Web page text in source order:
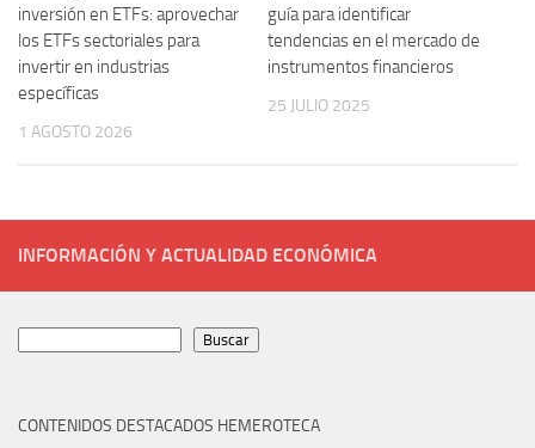
inversión en ETFs: aprovechar
los ETFs sectoriales para
invertir en industrias
específicas
1 AGOSTO 2026
guía para identificar
tendencias en el mercado de
instrumentos financieros
25 JULIO 2025
INFORMACIÓN Y ACTUALIDAD ECONÓMICA
Buscar
CONTENIDOS DESTACADOS HEMEROTECA